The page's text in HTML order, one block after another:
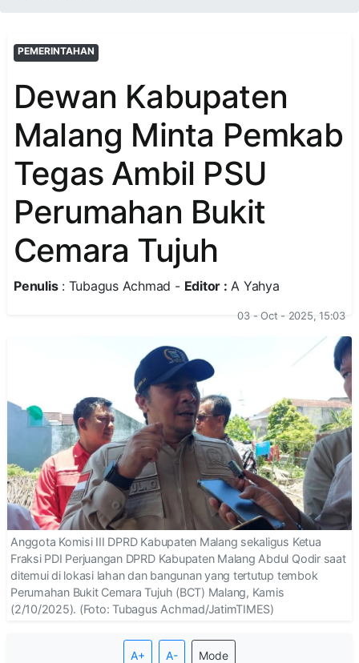
PEMERINTAHAN
Dewan Kabupaten
Malang Minta Pemkab
Tegas Ambil PSU
Perumahan Bukit
Cemara Tujuh
Penulis: Tubagus Achmad - Editor : A Yahya
03 - Oct - 2025, 15:03
Anggota Komisi III DPRD Kabupaten Malang sekaligus Ketua
Fraksi PDI Perjuangan DPRD Kabupaten Malang Abdul Qodir saat
ditemui di lokasi lahan dan bangunan yang tertutup tembok
Perumahan Bukit Cemara Tujuh (BCT) Malang, Kamis
(2/10/2025). (Foto: Tubagus Achmad/JatimTIMES)
A+ A- Mode